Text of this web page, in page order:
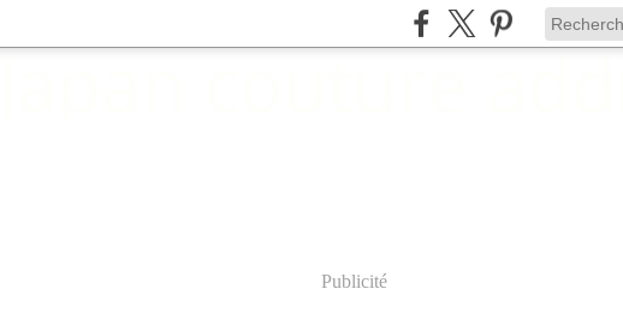
Publicité